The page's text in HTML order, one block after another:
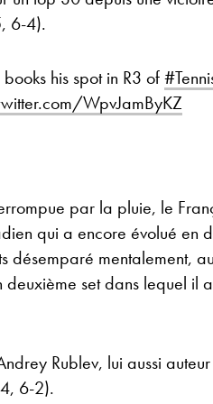
6-4).
books his spot in R3 of
WpvJamByKZ
par la pluie, le
qui a encore évolué en
désemparé mentalement,
deuxième set dans lequel il
Rublev, lui aussi
6-2).